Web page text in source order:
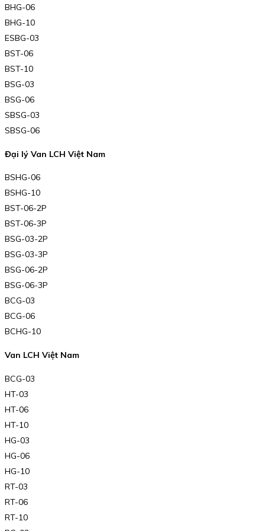
BHG-06
BHG-10
ESBG-03
BST-06
BST-10
BSG-03
BSG-06
SBSG-03
SBSG-06
Đại lý Van LCH Việt Nam
BSHG-06
BSHG-10
BST-06-2P
BST-06-3P
BSG-03-2P
BSG-03-3P
BSG-06-2P
BSG-06-3P
BCG-03
BCG-06
BCHG-10
Van LCH Việt Nam
BCG-03
HT-03
HT-06
HT-10
HG-03
HG-06
HG-10
RT-03
RT-06
RT-10